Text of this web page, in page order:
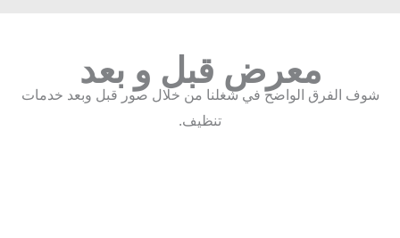
معرض قبل و بعد
الفرق الواضح في شغلنا من خلال صور قبل وبعد خدمات
تنظيف.